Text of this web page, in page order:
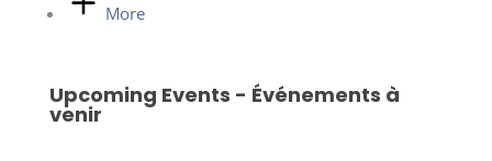
More
Upcoming Events - Événements à
venir